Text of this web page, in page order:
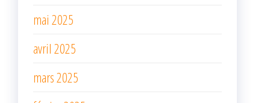
mai 2025
avril 2025
mars 2025